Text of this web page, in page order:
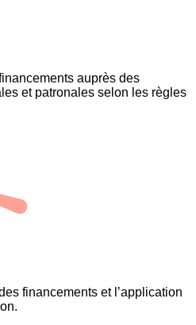
auprès des
et patronales selon les règles
financements et l’application